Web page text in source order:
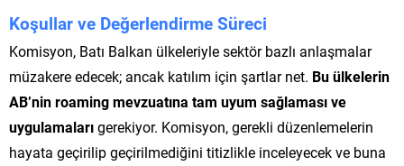
Koşullar ve Değerlendirme Süreci
Komisyon, Batı Balkan ülkeleriyle sektör bazlı anlaşmalar
müzakere edecek; ancak katılım için şartlar net. Bu ülkelerin
AB’nin roaming mevzuatına tam uyum sağlaması ve
uygulamalarıgerekiyor. Komisyon, gerekli düzenlemelerin
hayata geçirilip geçirilmediğini titizlikle inceleyecek ve buna